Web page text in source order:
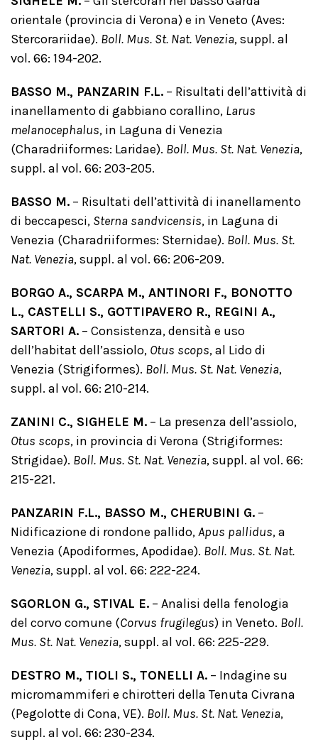
orientale (provincia di Verona) e in Veneto (Aves:
Stercorariidae). Boll. Mus. St. Nat. Venezia, suppl. al
vol. 66: 194-202.
BASSO M., PANZARIN F.L. – Risultati dell’attività di
inanellamento di gabbiano corallino, Larus
melanocephalus, in Laguna di Venezia
(Charadriiformes: Laridae). Boll. Mus. St. Nat. Venezia,
suppl. al vol. 66: 203-205.
BASSO M. – Risultati dell’attività di inanellamento
di beccapesci, Sterna sandvicensis, in Laguna di
Venezia (Charadriiformes: Sternidae). Boll. Mus. St.
Nat. Venezia, suppl. al vol. 66: 206-209.
BORGO A., SCARPA M., ANTINORI F., BONOTTO
L., CASTELLI S., GOTTIPAVERO R., REGINI A.,
SARTORI A. – Consistenza, densità e uso
dell’habitat dell’assiolo, Otus scops, al Lido di
Venezia (Strigiformes). Boll. Mus. St. Nat. Venezia,
suppl. al vol. 66: 210-214.
ZANINI C., SIGHELE M. – La presenza dell’assiolo,
Otus scops, in provincia di Verona (Strigiformes:
Strigidae). Boll. Mus. St. Nat. Venezia, suppl. al vol. 66:
215-221.
PANZARIN F.L., BASSO M., CHERUBINI G. –
Nidificazione di rondone pallido,Apus pallidus, a
Venezia (Apodiformes, Apodidae). Boll. Mus. St. Nat.
Venezia, suppl. al vol. 66: 222-224.
SGORLON G., STIVAL E. – Analisi della fenologia
del corvo comune (Corvus frugilegus) in Veneto. Boll.
Mus. St. Nat. Venezia, suppl. al vol. 66: 225-229.
DESTRO M., TIOLI S., TONELLI A. – Indagine su
micromammiferi e chirotteri della Tenuta Civrana
(Pegolotte di Cona, VE). Boll. Mus. St. Nat. Venezia,
suppl. al vol. 66: 230-234.